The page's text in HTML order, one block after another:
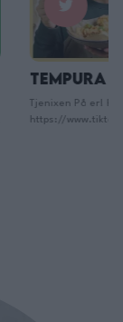
Tempura
Tjenixen På er!
https://